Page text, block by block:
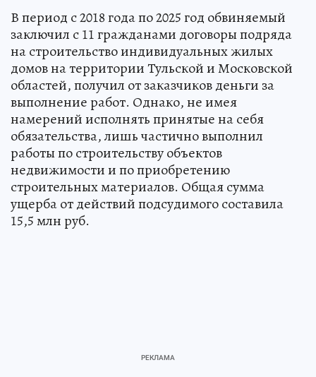
В период с 2018 года по 2025 год обвиняемый
заключил с 11 гражданами договоры подряда
на строительство индивидуальных жилых
домов на территории Тульской и Московской
областей, получил от заказчиков деньги за
выполнение работ. Однако, не имея
намерений исполнять принятые на себя
обязательства, лишь частично выполнил
работы по строительству объектов
недвижимости и по приобретению
строительных материалов. Общая сумма
ущерба от действий подсудимого составила
15,5 млн руб.